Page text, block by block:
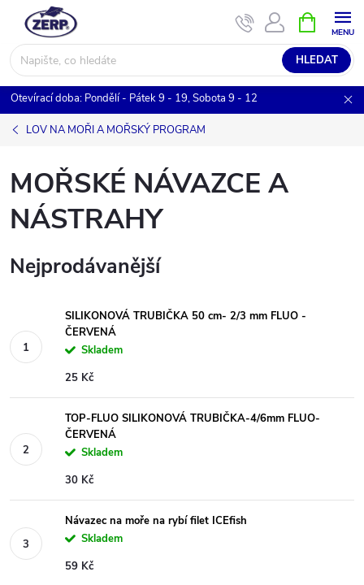
obsah
HLEDAT
NÁKUPNÍ
KOŠÍK
Otevírací doba: Pondělí - Pátek 9 - 19, Sobota 9 - 12
LOV NA MOŘI A MOŘSKÝ PROGRAM
MOŘSKÉ NÁVAZCE A
NÁSTRAHY
Nejprodávanější
SILIKONOVÁ TRUBIČKA 50 cm- 2/3 mm FLUO -
ČERVENÁ
Skladem
25 Kč
TOP-FLUO SILIKONOVÁ TRUBIČKA-4/6mm FLUO-
ČERVENÁ
Skladem
30 Kč
Návazec na moře na rybí filet ICEfish
Skladem
59 Kč